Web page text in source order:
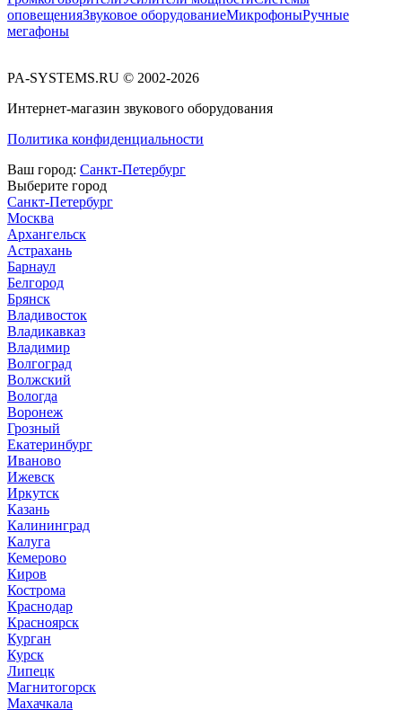
оповещенияЗвуковое оборудованиеМикрофоныРучные
мегафоны
PA-SYSTEMS.RU © 2002-2026
Интернет-магазин звукового оборудования
Политика конфиденциальности
Ваш город: Санкт-Петербург
Выберите город
Санкт-Петербург
Москва
Архангельск
Астрахань
Барнаул
Белгород
Брянск
Владивосток
Владикавказ
Владимир
Волгоград
Волжский
Вологда
Воронеж
Грозный
Екатеринбург
Иваново
Ижевск
Иркутск
Казань
Калининград
Калуга
Кемерово
Киров
Кострома
Краснодар
Красноярск
Курган
Курск
Липецк
Магнитогорск
Махачкала